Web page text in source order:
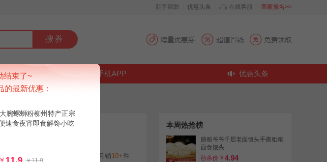
新手帮助 优惠头条 在线客服 商家报名>>
搜券
排行榜 手机APP 优惠头条
粉335gx5袋柳州特产
月销 10+件
本周热抢榜
膳粮爷爷千层老面馒头手撕粗粮
面食馒头
秒杀价 ¥4.94
结束了~
的最新优惠：
腕螺蛳粉柳州特产正宗
速食夜宵即食解馋小吃
11.9 ￥11.9